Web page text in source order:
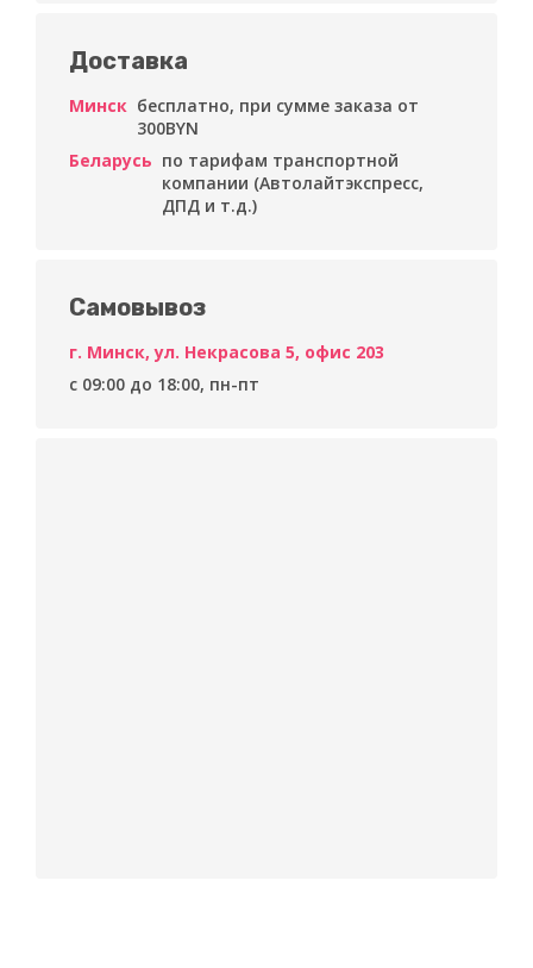
Доставка
Минск бесплатно, при сумме заказа от
300BYN
Беларусь по тарифам транспортной
компании (Автолайтэкспресс,
ДПД и т.д.)
Самовывоз
г. Минск, ул. Некрасова 5, офис 203
c 09:00 до 18:00, пн-пт